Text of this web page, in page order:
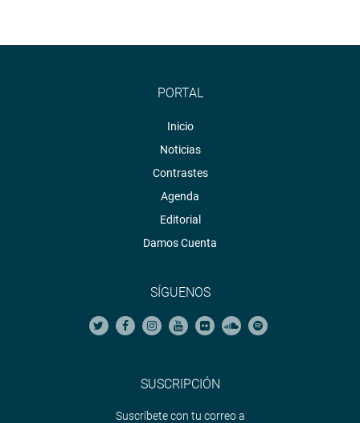
PORTAL
Inicio
Noticias
Contrastes
Agenda
Editorial
Damos Cuenta
SÍGUENOS
SUSCRIPCIÓN
Suscríbete con tu correo a